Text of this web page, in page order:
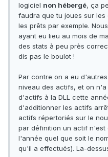
logiciel non hébergé, ça
faudra que tu joues sur
les prêts par exemple.
ayant eu lieu au mois de
des stats à peu près
dis pas le boulot !
Par contre on a eu
niveau des actifs, et on
d'actifs à la DLL cette
d'additionner les actifs
actifs répertoriés sur le
par définition un actif n'est
l'année quel que soit le
qu'il a effectués). La-